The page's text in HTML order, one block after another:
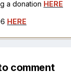
a donation HERE
HERE
comment